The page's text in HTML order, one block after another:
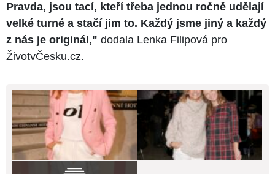
Pravda, jsou tací, kteří třeba jednou ročně udělají
velké turné a stačí jim to. Každý jsme jiný a každý
z nás je originál," dodala Lenka Filipová pro
ŽivotvČesku.cz.